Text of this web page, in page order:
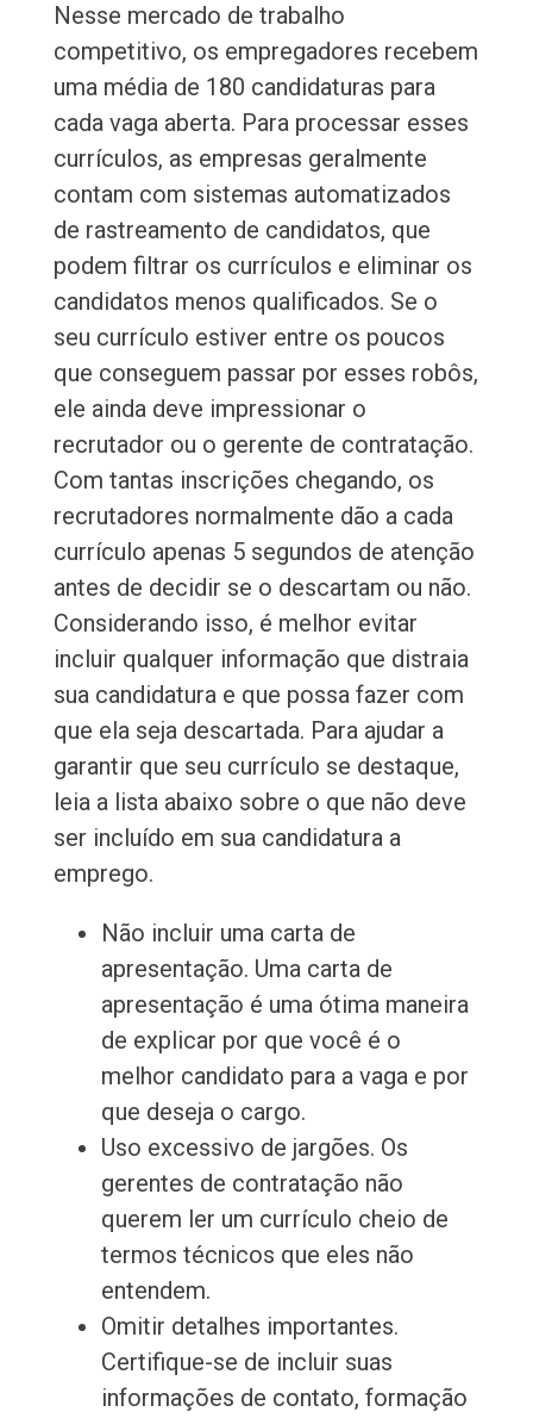
Nesse mercado de trabalho
competitivo, os empregadores recebem
uma média de 180 candidaturas para
cada vaga aberta. Para processar esses
currículos, as empresas geralmente
contam com sistemas automatizados
de rastreamento de candidatos, que
podem filtrar os currículos e eliminar os
candidatos menos qualificados. Se o
seu currículo estiver entre os poucos
que conseguem passar por esses robôs,
ele ainda deve impressionar o
recrutador ou o gerente de contratação.
Com tantas inscrições chegando, os
recrutadores normalmente dão a cada
currículo apenas 5 segundos de atenção
antes de decidir se o descartam ou não.
Considerando isso, é melhor evitar
incluir qualquer informação que distraia
sua candidatura e que possa fazer com
que ela seja descartada. Para ajudar a
garantir que seu currículo se destaque,
leia a lista abaixo sobre o que não deve
ser incluído em sua candidatura a
emprego.
Não incluir uma carta de
apresentação. Uma carta de
apresentação é uma ótima maneira
de explicar por que você é o
melhor candidato para a vaga e por
que deseja o cargo.
Uso excessivo de jargões. Os
gerentes de contratação não
querem ler um currículo cheio de
termos técnicos que eles não
entendem.
Omitir detalhes importantes.
Certifique-se de incluir suas
informações de contato, formação